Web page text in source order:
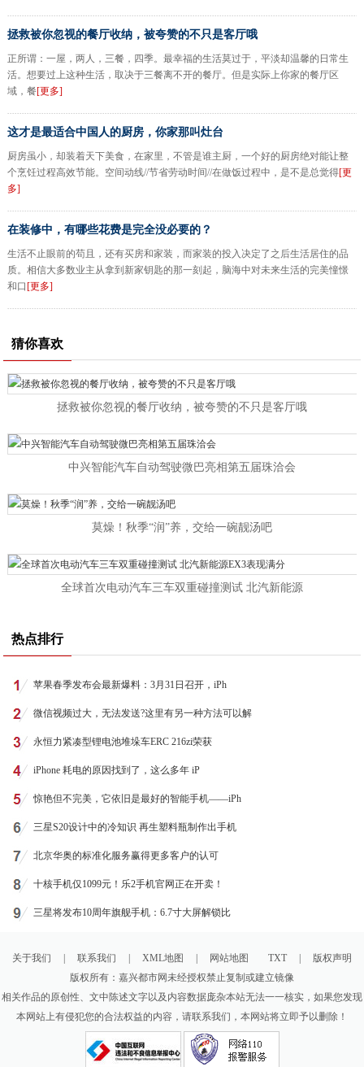
拯救被你忽视的餐厅收纳，被夸赞的不只是客厅哦
正所谓：一屋，两人，三餐，四季。最幸福的生活莫过于，平淡却温馨的日常生
活。想要过上这种生活，取决于三餐离不开的餐厅。但是实际上你家的餐厅区
域，餐[更多]
这才是最适合中国人的厨房，你家那叫灶台
厨房虽小，却装着天下美食，在家里，不管是谁主厨，一个好的厨房绝对能让整
个烹饪过程高效节能。空间动线//节省劳动时间//在做饭过程中，是不是总觉得[更
多]
在装修中，有哪些花费是完全没必要的？
生活不止眼前的苟且，还有买房和家装，而家装的投入决定了之后生活居住的品
质。相信大多数业主从拿到新家钥匙的那一刻起，脑海中对未来生活的完美憧憬
和口 [更多]
猜你喜欢
拯救被你忽视的餐厅收纳，被夸赞的不只是客厅哦
中兴智能汽车自动驾驶微巴亮相第五届珠洽会
莫燥！秋季“润”养，交给一碗靓汤吧
全球首次电动汽车三车双重碰撞测试 北汽新能源
热点排行
苹果春季发布会最新爆料：3月31日召开，iPh
微信视频过大，无法发送?这里有另一种方法可以解
永恒力紧凑型锂电池堆垛车ERC 216zi荣获
iPhone 耗电的原因找到了，这么多年 iP
惊艳但不完美，它依旧是最好的智能手机——iPh
三星S20设计中的冷知识 再生塑料瓶制作出手机
北京华奥的标准化服务赢得更多客户的认可
十核手机仅1099元！乐2手机官网正在开卖！
三星将发布10周年旗舰手机：6.7寸大屏解锁比
关于我们 联系我们 XML地图 网站地图 TXT
版权声明
版权所有：嘉兴都市网未经授权禁止复制或建立镜像
相关作品的原创性、文中陈述文字以及内容数据庞杂本站无法一一核实，如果您发现
本网站上有侵犯您的合法权益的内容，请联系我们，本网站将立即予以删除！